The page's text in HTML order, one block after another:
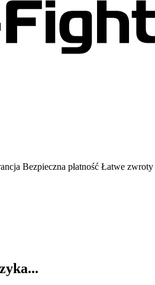
Bezpieczna płatność Łatwe zwroty